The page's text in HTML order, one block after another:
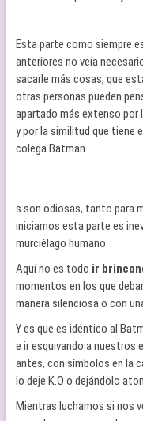
Esta parte como siempre
anteriores no veía
sacarle más cosas, que
otras personas pueden
apartado más extenso por
y por la similitud que tiene
colega Batman.
s son odiosas, tanto para
iniciamos esta parte es
murciélago humano.
Aquí no es todo ir
momentos en los que
manera silenciosa o con
Y es que es idéntico al
e ir esquivando a nuestros
antes, con símbolos en la
lo deje K.O o dejándolo
Mientras luchamos si nos